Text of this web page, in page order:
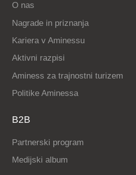
O nas
Nagrade in priznanja
Kariera v Aminessu
Aktivni razpisi
Aminess za trajnostni turizem
Politike Aminessa
B2B
Partnerski program
Medijski album